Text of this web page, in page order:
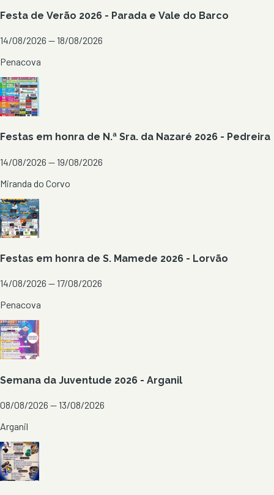
Festa de Verão 2026 - Parada e Vale do Barco
14/08/2026 — 18/08/2026
Penacova
Festas em honra de N.ª Sra. da Nazaré 2026 - Pedreira
14/08/2026 — 19/08/2026
Miranda do Corvo
Festas em honra de S. Mamede 2026 - Lorvão
14/08/2026 — 17/08/2026
Penacova
Semana da Juventude 2026 - Arganil
08/08/2026 — 13/08/2026
Arganil